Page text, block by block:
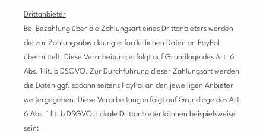
Drittanbieter
Bei Bezahlung über die Zahlungsart eines Drittanbieters werden
die zur Zahlungsabwicklung erforderlichen Daten an PayPal
übermittelt. Diese Verarbeitung erfolgt auf Grundlage des Art. 6
Abs. 1 lit. b DSGVO. Zur Durchführung dieser Zahlungsart werden
die Daten ggf. sodann seitens PayPal an den jeweiligen Anbieter
weitergegeben. Diese Verarbeitung erfolgt auf Grundlage des Art.
6 Abs. 1 lit. b DSGVO. Lokale Drittanbieter können beispielsweise
sein: